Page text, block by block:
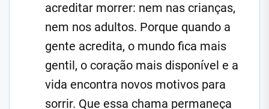
acreditar morrer: nem nas crianças,
nem nos adultos. Porque quando a
gente acredita, o mundo fica mais
gentil, o coração mais disponível e a
vida encontra novos motivos para
sorrir. Que essa chama permaneça